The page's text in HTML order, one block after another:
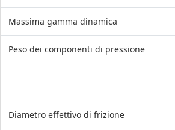
Massima gamma dinamica
Peso dei componenti di pressione
Diametro effettivo di frizione